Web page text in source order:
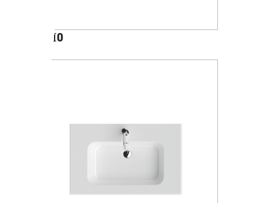
GIGLIO